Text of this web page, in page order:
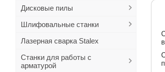
Дисковые пилы
Шлифовальные станки
Лазерная сварка Stalex
Станки для работы с
арматурой